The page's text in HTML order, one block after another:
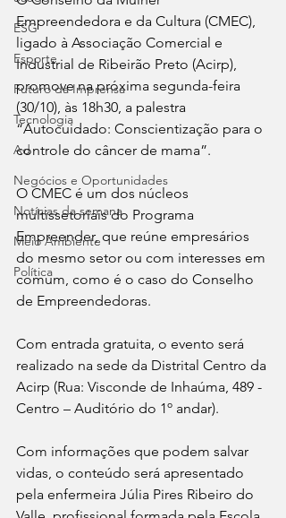
ESG
Esporte
Futuro da Imprensa
Tecnologia
Ad
Negócios e Oportunidades
Notícias da semana
Meio Ambiente
Política
Empreendedora e da Cultura (CMEC),
ligado à Associação Comercial e
Industrial de Ribeirão Preto (Acirp),
promove na próxima segunda-feira
(30/10), às 18h30, a palestra
“Autocuidado: Conscientização para o
controle do câncer de mama”.
O CMEC é um dos núcleos
multissetoriais do Programa
Empreender, que reúne empresários
do mesmo setor ou com interesses em
comum, como é o caso do Conselho
de Empreendedoras.
Com entrada gratuita, o evento será
realizado na sede da Distrital Centro da
Acirp (Rua: Visconde de Inhaúma, 489 -
Centro – Auditório do 1º andar).
Com informações que podem salvar
vidas, o conteúdo será apresentado
pela enfermeira Júlia Pires Ribeiro do